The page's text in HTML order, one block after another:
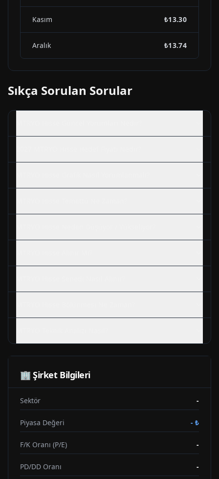
Kasım ₺13.30
Aralık ₺13.74
Sıkça Sorulan Sorular
🏢 Şirket Bilgileri
Sektör -
Piyasa Değeri - ₺
F/K Oranı (P/E) -
PD/DD Oranı -